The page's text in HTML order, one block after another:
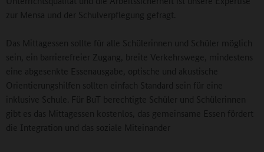
zur Mensa und der Schulverpflegung gefragt.
Das Mittagessen sollte für alle Schülerinnen und Schüler möglich
sein, ein barrierefreier Zugang, breite Verkehrswege, mindestens
eine abgesenkte Essenausgabe, optische und akustische
Orientierungshilfen sollten einfach Standard sein für eine
inklusive Schule. Für BuT berechtigte Schüler und Schülerinnen
gibt es das Mittagessen kostenlos, das gemeinsame Essen fördert
die Integration und das soziale Miteinander